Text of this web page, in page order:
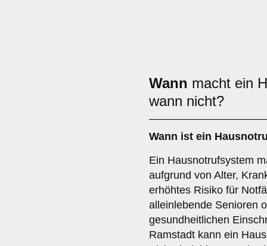
Wann macht ein
wann nicht?
Wann ist ein
Ein Hausnotrufsystem
aufgrund von Alter,
erhöhtes Risiko für
alleinlebende Senioren
gesundheitlichen
Ramstadt kann ein